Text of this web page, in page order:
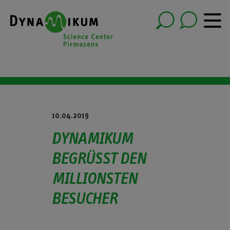
10.04.2019
DYNAMIKUM
BEGRÜSST DEN M
ILLIONSTEN B
ESUCHER